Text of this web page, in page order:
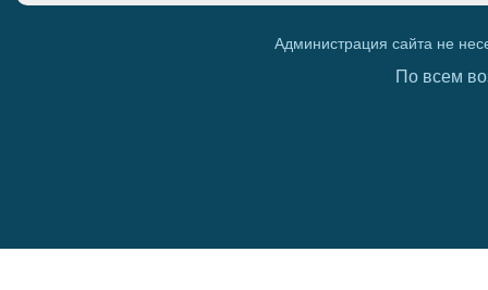
Администрация сайта не
По всем